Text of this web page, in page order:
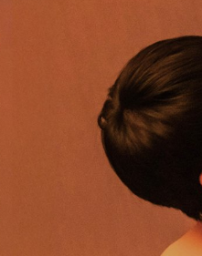
劇情介紹